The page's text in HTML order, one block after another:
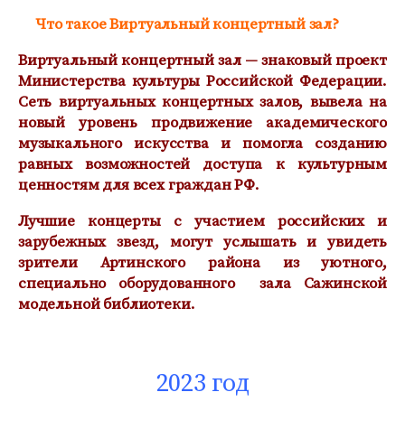
Что такое Виртуальный концертный зал?
Виртуальный концертный зал — знаковый проект
Министерства культуры Российской Федерации.
Сеть виртуальных концертных залов, вывела на
новый уровень продвижение академического
музыкального искусства и помогла созданию
равных возможностей доступа к культурным
ценностям для всех граждан РФ.
Лучшие концерты с участием российских и
зарубежных звезд, могут услышать и увидеть
зрители Артинского района из уютного,
специально оборудованного зала Сажинской
модельной библиотеки.
2023 год